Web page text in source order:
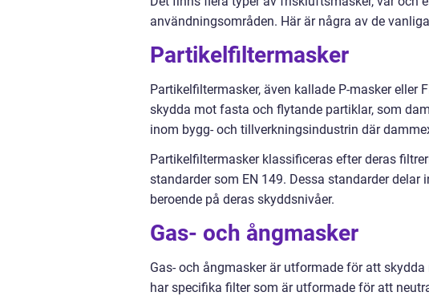
användningsområden. Här är några av de
Partikelfiltermasker
Partikelfiltermasker, även kallade P-masker eller
skydda mot fasta och flytande partiklar, som
inom bygg- och tillverkningsindustrin där
Partikelfiltermasker klassificeras efter deras
standarder som EN 149. Dessa standarder delar
beroende på deras skyddsnivåer.
Gas- och ångmasker
Gas- och ångmasker är utformade för att
har specifika filter som är utformade för att